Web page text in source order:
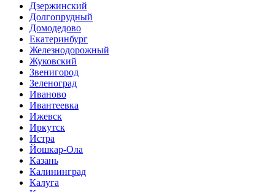
Дзержинский
Долгопрудный
Домодедово
Екатеринбург
Железнодорожный
Жуковский
Звенигород
Зеленоград
Иваново
Ивантеевка
Ижевск
Иркутск
Истра
Йошкар-Ола
Казань
Калининград
Калуга